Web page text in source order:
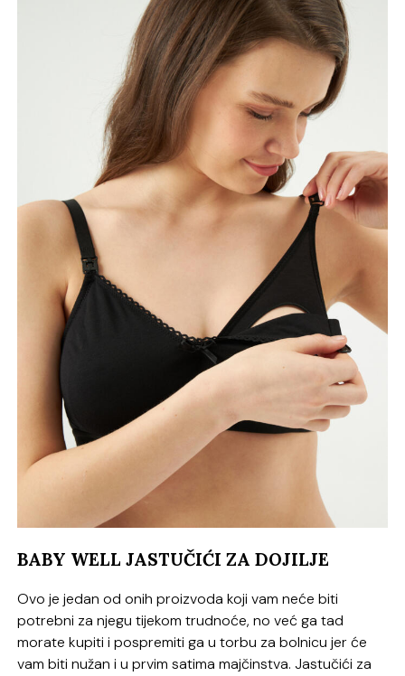
BABY WELL JASTUČIĆI ZA DOJILJE
Ovo je jedan od onih proizvoda koji vam neće biti
potrebni za njegu tijekom trudnoće, no već ga tad
morate kupiti i pospremiti ga u torbu za bolnicu jer će
vam biti nužan i u prvim satima majčinstva. Jastučići za